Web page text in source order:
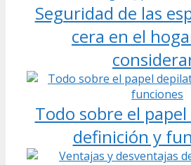
Seguridad de las
cera en el
Todo sobre el
definición y